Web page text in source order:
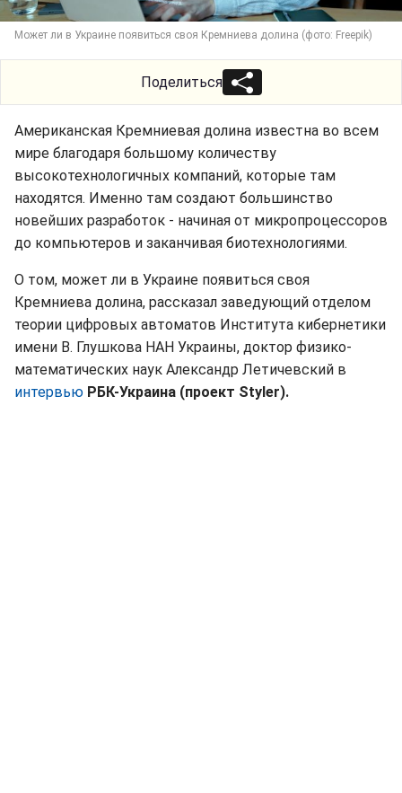
Может ли в Украине появиться своя Кремниева долина (фото: Freepik)
Поделиться
Американская Кремниевая долина известна во всем
мире благодаря большому количеству
высокотехнологичных компаний, которые там
находятся. Именно там создают большинство
новейших разработок - начиная от микропроцессоров
до компьютеров и заканчивая биотехнологиями.
О том, может ли в Украине появиться своя
Кремниева долина, рассказал заведующий отделом
теории цифровых автоматов Института кибернетики
имени В. Глушкова НАН Украины, доктор физико-
математических наук Александр Летичевский в
интервью РБК-Украина (проект Styler).